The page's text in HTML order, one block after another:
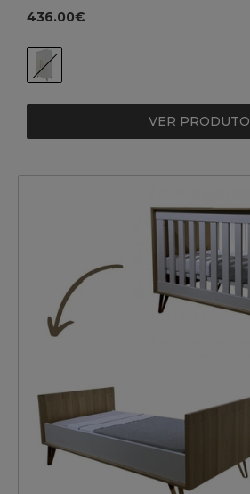
436.00€
VER PRODUTO